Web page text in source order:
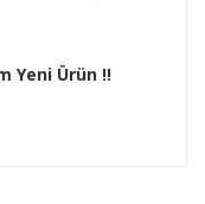
Yeni Ürün !!